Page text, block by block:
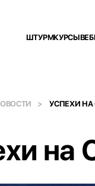
ШТУРМКУРСЫ
УСПЕХИ НА
на